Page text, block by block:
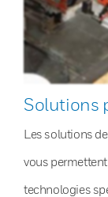
Solutions
Les solutions
vous permettent
technologies